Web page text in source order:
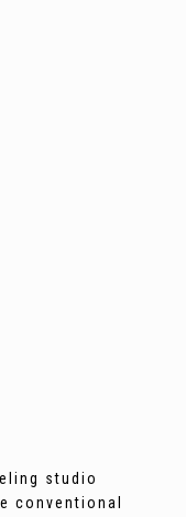
studio
conventional